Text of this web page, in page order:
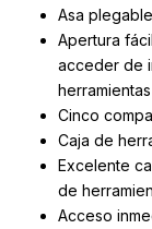
Asa
Apertura
acceder de
herramientas
Cinco
Caja de
Excelente
de
Acceso